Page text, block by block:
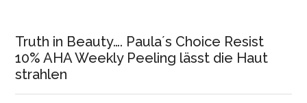
Truth in Beauty…. Paula´s Choice Resist
10% AHA Weekly Peeling lässt die Haut
strahlen